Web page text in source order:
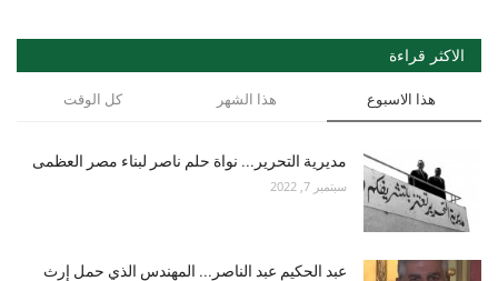
الاكثر قراءة
هذا الاسبوع هذا الشهر كل الوقت
مديرية التحرير... نواة حلم ناصر لبناء مصر العظمى
سبتمبر 7, 2022
عبد الحكيم عبد الناصر... المهندس الذي حمل إرث